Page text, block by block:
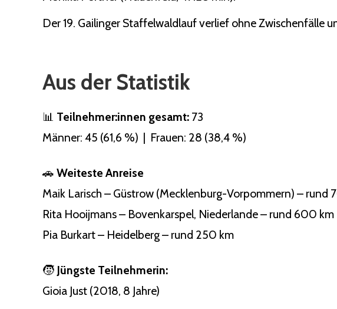
Der 19. Gailinger Staffelwaldlauf verlief ohne Zwischenfälle
Aus der Statistik
📊 Teilnehmer:innen gesamt: 73
Männer: 45 (61,6 %) | Frauen: 28 (38,4 %)
🚗 Weiteste Anreise
Maik Larisch – Güstrow (Mecklenburg-Vorpommern) – rund
Rita Hooijmans – Bovenkarspel, Niederlande – rund 600 km
Pia Burkart – Heidelberg – rund 250 km
🧒 Jüngste Teilnehmerin:
Gioia Just (2018, 8 Jahre)